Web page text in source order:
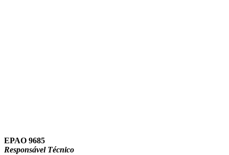
EPAO 9685
Responsável Técnico